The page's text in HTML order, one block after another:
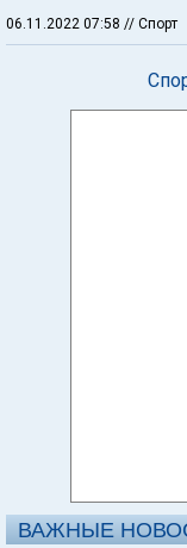
06.11.2022 07:58 // Спорт
ВАЖНЫЕ